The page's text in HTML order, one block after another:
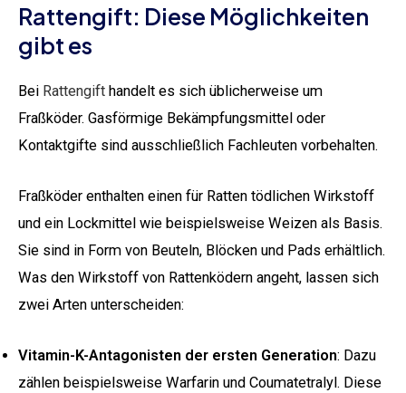
Rattengift: Diese Möglichkeiten
gibt es
Bei Rattengift handelt es sich üblicherweise um
Fraßköder. Gasförmige Bekämpfungsmittel oder
Kontaktgifte sind ausschließlich Fachleuten vorbehalten.
Fraßköder enthalten einen für Ratten tödlichen Wirkstoff
und ein Lockmittel wie beispielsweise Weizen als Basis.
Sie sind in Form von Beuteln, Blöcken und Pads erhältlich.
Was den Wirkstoff von Rattenködern angeht, lassen sich
zwei Arten unterscheiden:
Vitamin-K-Antagonisten der ersten Generation: Dazu
zählen beispielsweise Warfarin und Coumatetralyl. Diese